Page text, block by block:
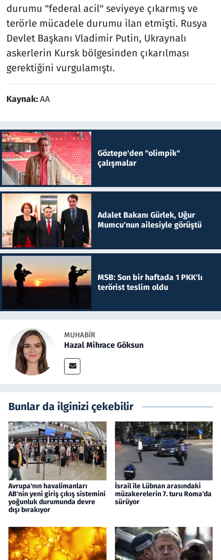
durumu "federal acil" seviyeye çıkarmış ve
terörle mücadele durumu ilan etmişti. Rusya
Devlet Başkanı Vladimir Putin, Ukraynalı
askerlerin Kursk bölgesinden çıkarılması
gerektiğini vurgulamıştı.
Kaynak:AA
Göztepe'den "olimpik"
çalışmalar
Adalet Bakanı Gürlek, Uğur
Mumcu'nun ailesiyle görüştü
MSB: Son bir haftada 1 PKK'lı
terörist teslim oldu
MUHABIR
Hazal Mihrace Göksun
Bunlar da ilginizi çekebilir
Avrupa'nın havalimanları
AB'nin yeni giriş çıkış sistemini
yoğunluk durumunda devre
dışı bırakıyor
İsrail ile Lübnan arasındaki
müzakerelerin 7. turu Roma'da
sürüyor